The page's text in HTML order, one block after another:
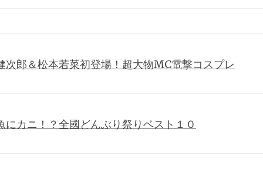
郎＆松本若菜初登場！超大物MC電撃コスプレ
カニ！？全國どんぶり祭りベスト１０